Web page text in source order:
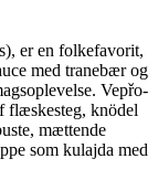
er en folkefavorit,
med tranebær og
Vepřo-
flæskesteg, knödel
mættende
som kulajda med